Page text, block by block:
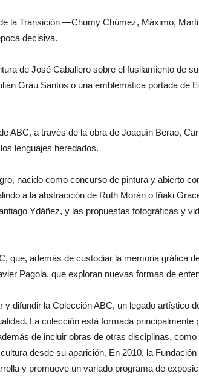
la Transición —Chumy Chúmez, Máximo,
decisiva.
de José Caballero sobre el fusilamiento de
Grau Santos o una emblemática portada de
ABC, a través de la obra de Joaquín Berao,
lenguajes heredados.
nacido como concurso de pintura y abierto
a la abstracción de Ruth Morán o Iñaki
Ydáñez, y las propuestas fotográficas y
que, además de custodiar la memoria gráfica
Pagola, que exploran nuevas formas de
difundir la Colección ABC, un legado artístico
La colección está formada principalmente
de incluir obras de otras disciplinas,
desde su aparición. En 2010, la
y promueve un variado programa de